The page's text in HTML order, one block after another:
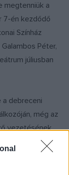
megtenniük a
7-én kezdődő
Színház
Péter,
júliusban
a debreceni
még az
vezetésének
hálójából